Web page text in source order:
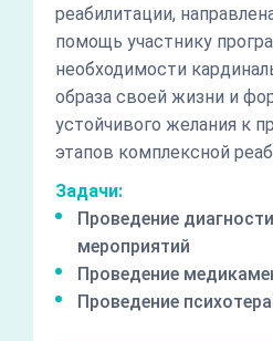
реабилитации,
помощь участнику
необходимости
образа своей жизни и
устойчивого желания к
этапов комплексной
Задачи:
Проведение
мероприятий
Проведение
Проведение